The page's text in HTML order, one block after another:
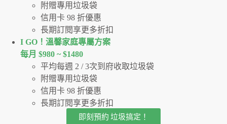
附贈專用垃圾袋
信用卡 98 折優惠
長期訂閱享更多折扣
I GO！溫馨家庭專屬方案
每月 $980 ~ $1480
平均每週 2 / 3次到府收取垃圾袋
附贈專用垃圾袋
信用卡 98 折優惠
長期訂閱享更多折扣
即刻預約 垃圾搞定！